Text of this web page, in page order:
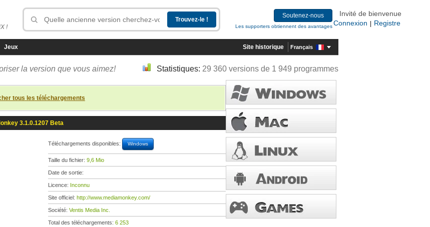
!
Soutenez-nous
Les supporters obtiennent des avantages
Invité de bienvenue
Connexion
Registre
Jeux Site historique Français
la version que vous aimez! Statistiques: 29 360 versions de 1 949 programmes
tous les téléchargements
3.1.0.1207 Beta
Téléchargements disponibles: Windows
Taille du fichier: 9,6 Mio
Date de sortie:
Licence: Inconnu
Site officiel: http://www.mediamonkey.com/
Société: Ventis Media Inc.
Total des téléchargements: 6 253